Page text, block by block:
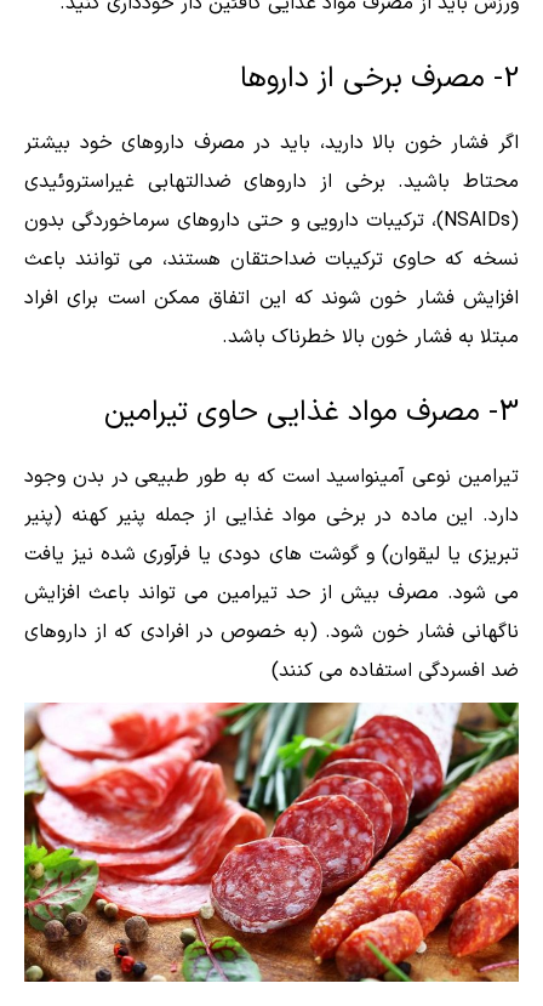
2- مصرف برخی از داروها
اگر فشار خون بالا دارید، باید در مصرف داروهای خود بیشتر
محتاط باشید. برخی از داروهای ضدالتهابی غیراستروئیدی
(NSAIDs)، ترکیبات دارویی و حتی داروهای سرماخوردگی بدون
نسخه که حاوی ترکیبات ضداحتقان هستند، می توانند باعث
افزایش فشار خون شوند که این اتفاق ممکن است برای افراد
مبتلا به فشار خون بالا خطرناک باشد.
3- مصرف مواد غذایی حاوی تیرامین
تیرامین نوعی آمینواسید است که به طور طبیعی در بدن وجود
دارد. این ماده در برخی مواد غذایی از جمله پنیر کهنه (پنیر
تبریزی یا لیقوان) و گوشت های دودی یا فرآوری شده نیز یافت
می شود. مصرف بیش از حد تیرامین می تواند باعث افزایش
ناگهانی فشار خون شود. (به خصوص در افرادی که از داروهای
ضد افسردگی استفاده می کنند)